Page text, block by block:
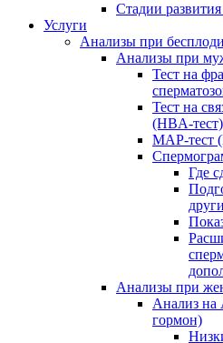
Стадии
Услуги
Анализы при
Анализы при
Тест на
Тест на
(HBA-тест)
МАР-тест
Где
Анализы при
Анализ
гормон)